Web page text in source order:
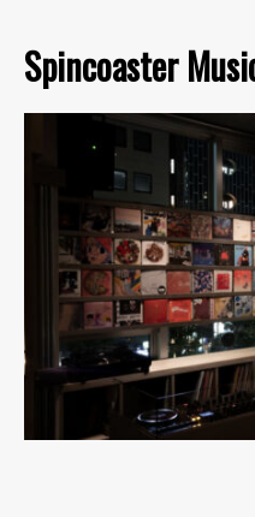
Spincoaster